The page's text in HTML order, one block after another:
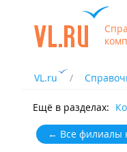
VL.ru
Ещё в разделах:
← Все филиалы